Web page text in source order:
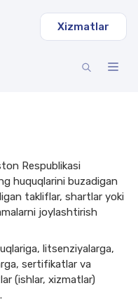
Xizmatlar
Respublikasi
huquqlarini buzadigan
takliflar, shartlar yoki
joylashtirish
litsenziyalarga,
sertifikatlar va
(ishlar, xizmatlar)